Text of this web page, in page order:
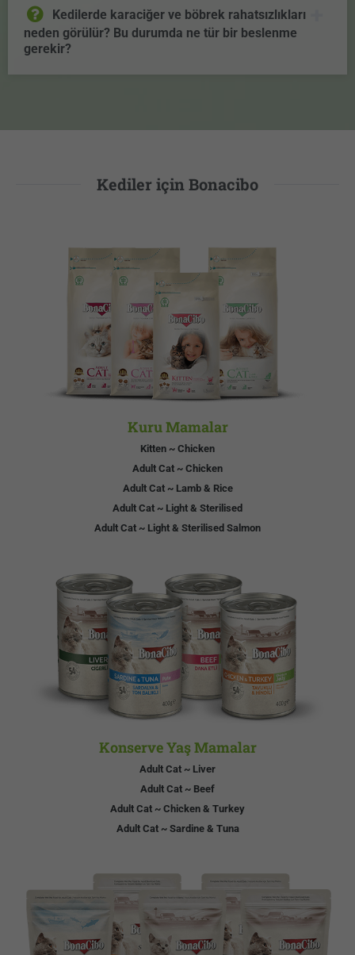
Kedilerde karaciğer ve böbrek rahatsızlıkları
neden görülür? Bu durumda ne tür bir beslenme
gerekir?
Kediler için Bonacibo
Kuru Mamalar
Kitten ~ Chicken
Adult Cat ~ Chicken
Adult Cat ~ Lamb & Rice
Adult Cat ~ Light & Sterilised
Adult Cat ~ Light & Sterilised Salmon
Konserve Yaş Mamalar
Adult Cat ~ Liver
Adult Cat ~ Beef
Adult Cat ~ Chicken & Turkey
Adult Cat ~ Sardine & Tuna